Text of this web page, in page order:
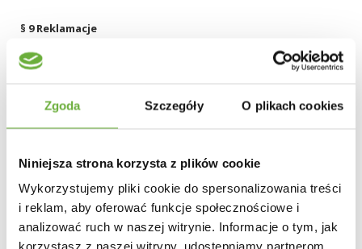
Zgoda Szczegóły O plikach cookies
Niniejsza strona korzysta z plików cookie
Wykorzystujemy pliki cookie do spersonalizowania treści
i reklam, aby oferować funkcje społecznościowe i
analizować ruch w naszej witrynie. Informacje o tym, jak
korzystasz z naszej witryny, udostępniamy partnerom
§ 9 Reklamacje
MJS meble wyłącza odpowiedzialność z tytułu rękojmi w
umowę bezpośrednio związaną z prowadzoną działalnością
wyjątkiem Uprzywilejowanych przedsiębiorców oraz
Reklamacje można składać między innymi za pośrednictwem
poczty elektronicznej na adres mailowy:biuro@dobrasofa.pl
w formie pisemnej na adres: ul. Legionów 246, 43-502
Czechowice-Dziedzice.
W treści zgłoszenia reklamacyjnego Klient powinien podać:
a) dane kontaktowe Klienta i osoby zgłaszającej reklamację,
b) nr dokumentu fiskalnego (faktury lub paragonu) wystawionego